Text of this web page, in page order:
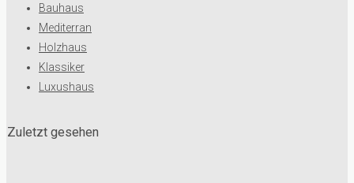
Bauhaus
Mediterran
Holzhaus
Klassiker
Luxushaus
Zuletzt gesehen